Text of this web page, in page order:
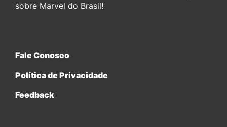
sobre Marvel do Brasil!
Fale Conosco
Política de Privacidade
Feedback